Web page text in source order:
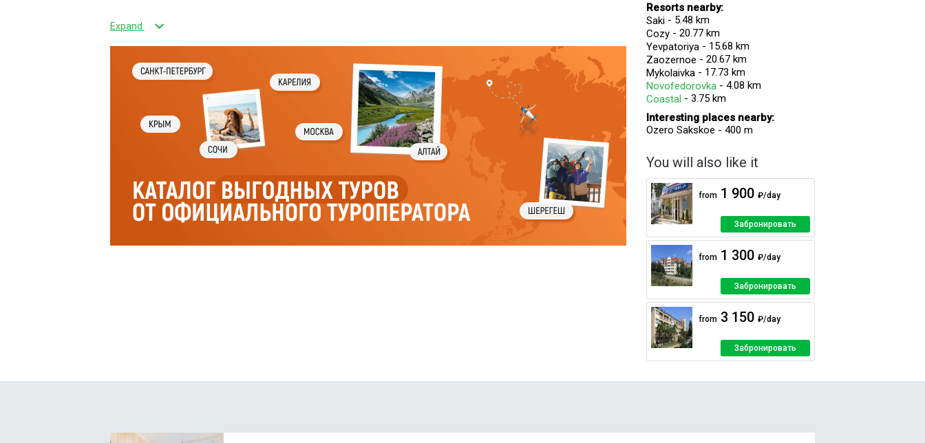
Resorts nearby:
Saki - 5.48 km
Cozy - 20.77 km
Yevpatoriya - 15.68 km
Zaozernoe - 20.67 km
Mykolaivka - 17.73 km
Novofedorovka - 4.08 km
Coastal - 3.75 km
Interesting places nearby:
Ozero Sakskoe - 400 m
You will also like it
from 1 900 ₽/day
Забронировать
from 1 300 ₽/day
Забронировать
from 3 150 ₽/day
Забронировать